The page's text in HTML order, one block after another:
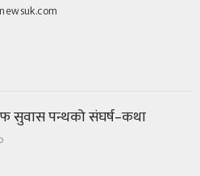
भेटिएका कमरेडहरू
सुवास पन्थको संघर्ष–कथा